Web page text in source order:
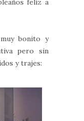
feliz a
bonito y
pero sin
y trajes: